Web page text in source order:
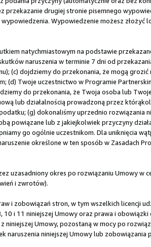
drugiej stronie pisemnego
Wypowiedzenie możesz złożyć
natychmiastowym na podstawie
naruszenia w terminie 7 dni od
(c) dojdziemy do przekonania, że mogą
Twoje uczestnictwo w Programie
do przekonania, że Twoja osoba lub
lub działalnością prowadzoną przez
(g) dokonaliśmy uprzednio rozwiązania
powiązane lub z jakiejkolwiek przyczyny
go ogólnie uczestnikom. Dla uniknięcia
określone w ten sposób w Zasadach
uzasadniony okres po rozwiązaniu Umowy w
i zwrotów).
i zobowiązań stron, w tym wszelkich licencji
i 11 niniejszej Umowy oraz prawa i
Umowy, pozostaną w mocy po
niniejszej Umowy lub zobowiązania